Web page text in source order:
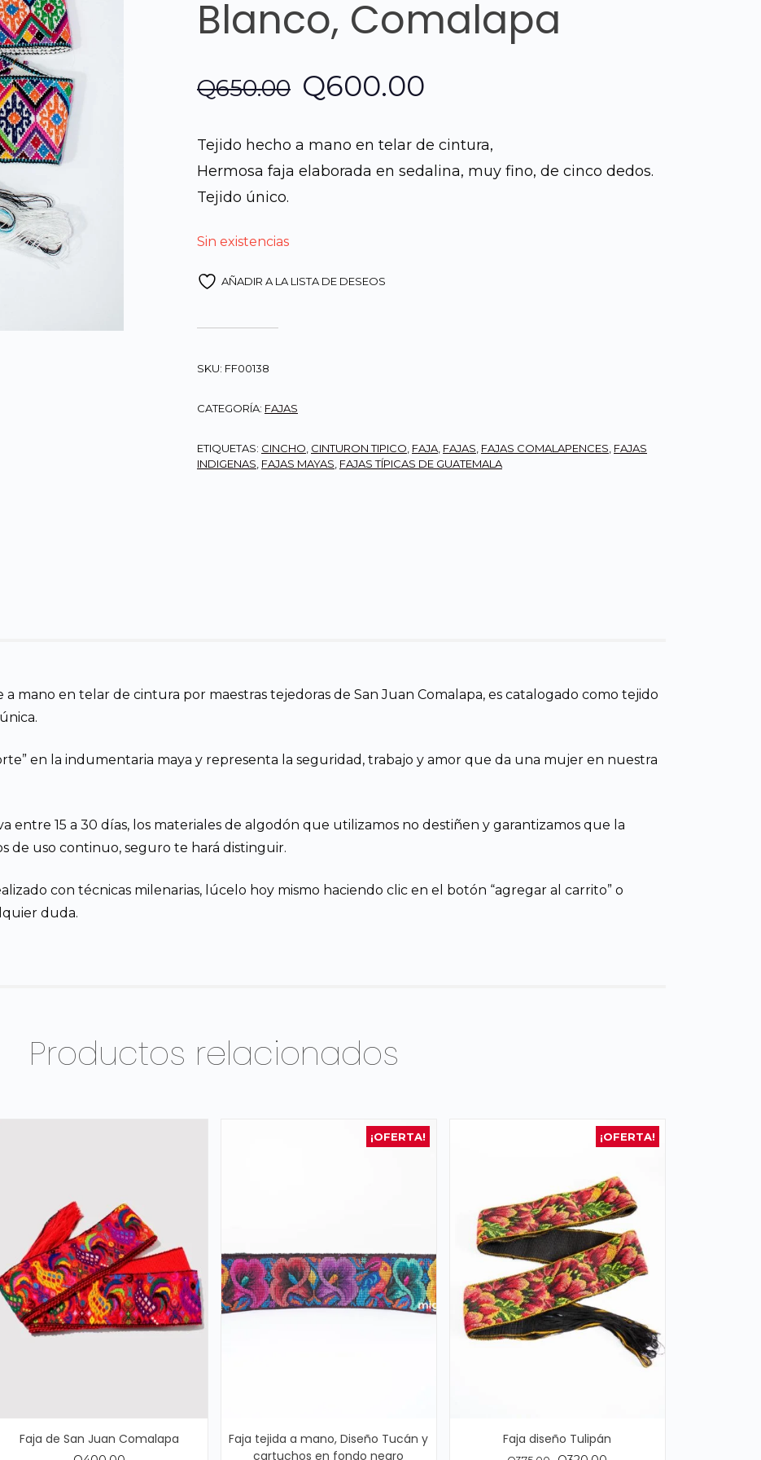
Blanco, Comalapa
Q650.00 El
original
Q600.00
actual
Tejido hecho a mano en telar de cintura,
Hermosa faja elaborada en sedalina, muy fino, de cinco dedos.
Tejido único.
Sin existencias
AÑADIR A LA LISTA DE DESEOS
SKU: FF00138
CATEGORÍA: FAJAS
ETIQUETAS: CINCHO CINTURON TIPICO FAJA FAJAS FAJAS COMALAPENCES FAJAS
INDIGENAS FAJAS MAYAS FAJAS TÍPICAS DE GUATEMALA
mano en telar de cintura por maestras tejedoras de San Juan Comalapa, es catalogado como tejido
en la indumentaria maya y representa la seguridad, trabajo y amor que da una mujer en nuestra
entre 15 a 30 días, los materiales de algodón que utilizamos no destiñen y garantizamos que la
de uso continuo, seguro te hará distinguir.
con técnicas milenarias, lúcelo hoy mismo haciendo clic en el botón “agregar al carrito” o
duda.
Productos relacionados
Faja de San Juan Comalapa
¡OFERTA!
Faja tejida a mano, Diseño Tucán y
cartuchos en fondo negro
¡OFERTA!
Faja diseño Tulipán